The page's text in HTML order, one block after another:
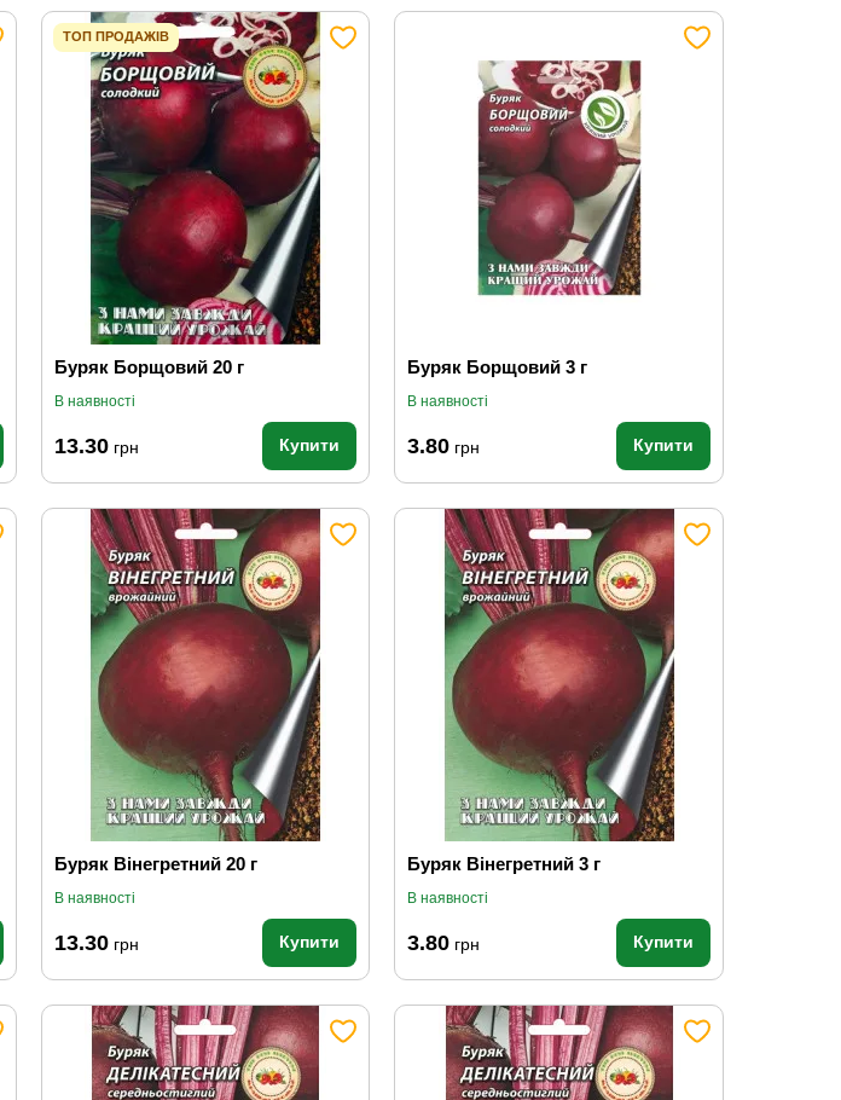
ТОП ПРОДАЖІВ
Буряк Борщовий 20 г
В наявності
13.30грн Купити
Буряк Борщовий 3 г
В наявності
3.80 грн Купити
Буряк Вінегретний 20 г
В наявності
13.30грн Купити
Буряк Вінегретний 3 г
В наявності
3.80 грн Купити